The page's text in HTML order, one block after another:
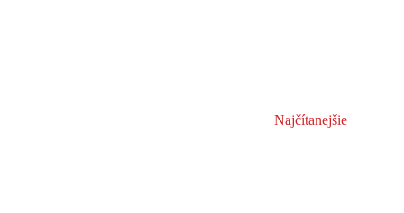
Najčítanejšie